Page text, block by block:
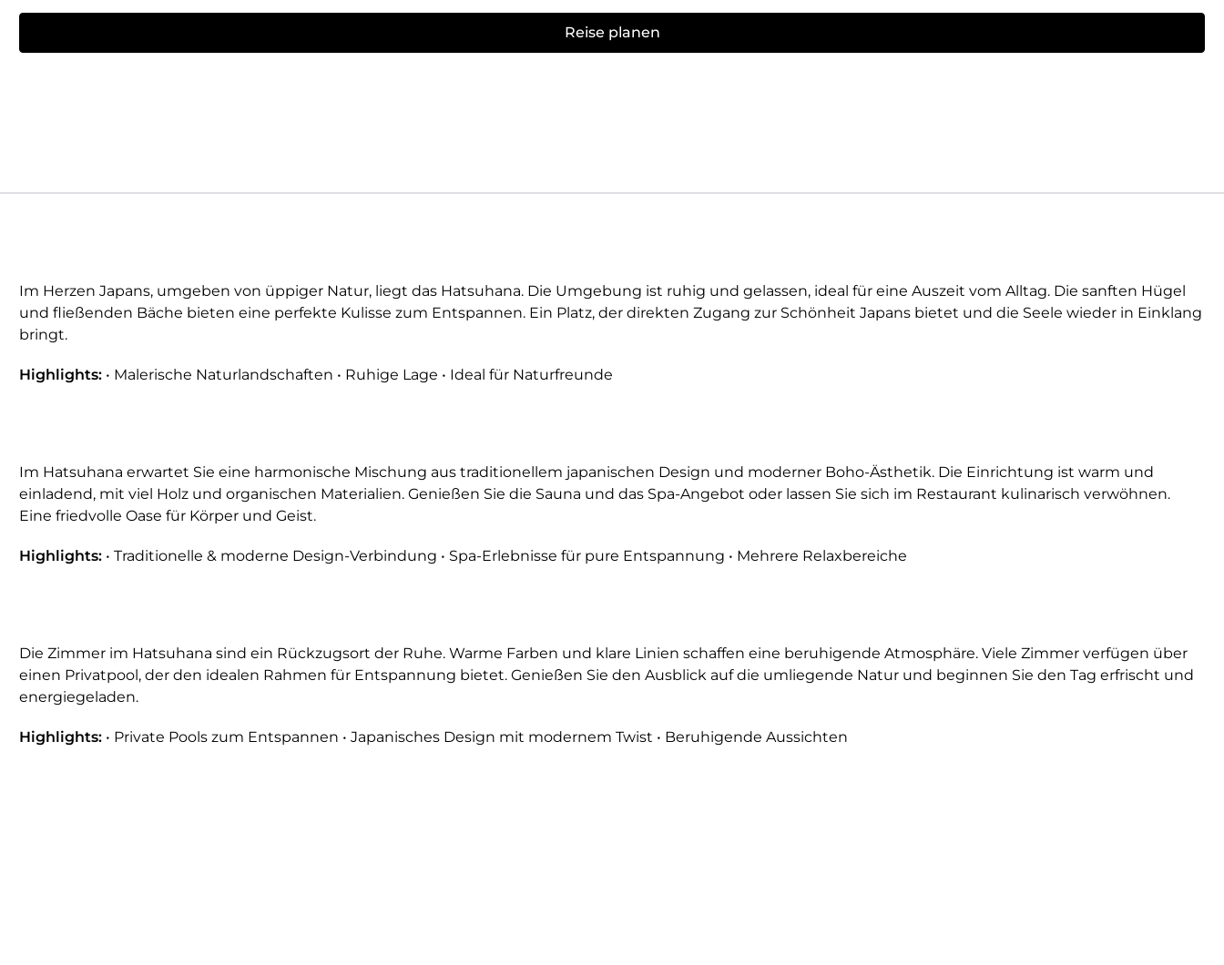
Reise planen
Im Herzen Japans, umgeben von üppiger Natur, liegt das Hatsuhana. Die Umgebung ist ruhig und gelassen, ideal für eine Auszeit vom Alltag. Die sanften Hügel
und fließenden Bäche bieten eine perfekte Kulisse zum Entspannen. Ein Platz, der direkten Zugang zur Schönheit Japans bietet und die Seele wieder in Einklang
bringt.
Highlights: • Malerische Naturlandschaften • Ruhige Lage • Ideal für Naturfreunde
Im Hatsuhana erwartet Sie eine harmonische Mischung aus traditionellem japanischen Design und moderner Boho-Ästhetik. Die Einrichtung ist warm und
einladend, mit viel Holz und organischen Materialien. Genießen Sie die Sauna und das Spa-Angebot oder lassen Sie sich im Restaurant kulinarisch verwöhnen.
Eine friedvolle Oase für Körper und Geist.
Highlights: • Traditionelle & moderne Design-Verbindung • Spa-Erlebnisse für pure Entspannung • Mehrere Relaxbereiche
Die Zimmer im Hatsuhana sind ein Rückzugsort der Ruhe. Warme Farben und klare Linien schaffen eine beruhigende Atmosphäre. Viele Zimmer verfügen über
einen Privatpool, der den idealen Rahmen für Entspannung bietet. Genießen Sie den Ausblick auf die umliegende Natur und beginnen Sie den Tag erfrischt und
energiegeladen.
Highlights: • Private Pools zum Entspannen • Japanisches Design mit modernem Twist • Beruhigende Aussichten